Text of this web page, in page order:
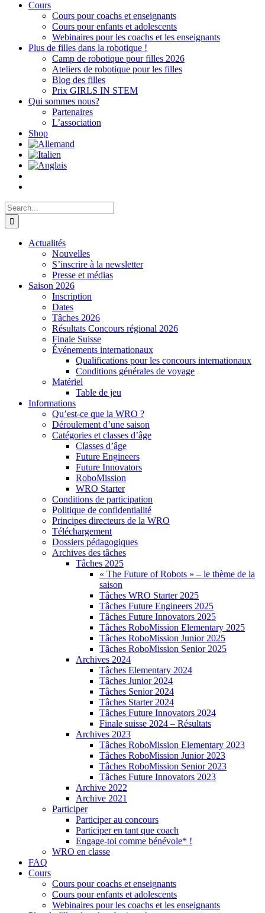
Cours
Cours pour coachs et enseignants
Cours pour enfants et adolescents
Webinaires pour les coachs et les enseignants
Plus de filles dans la robotique !
Camp de robotique pour filles 2026
Ateliers de robotique pour les filles
Blog des filles
Prix GIRLS IN STEM
Qui sommes nous?
Partenaires
L’association
Shop
Search
for:
Actualités
Nouvelles
S’inscrire à la newsletter
Presse et médias
Saison 2026
Inscription
Dates
Tâches 2026
Résultats Concours régional 2026
Finale Suisse
Événements internationaux
Qualifications pour les concours internationaux
Conditions générales de voyage
Matériel
Table de jeu
Informations
Qu’est-ce que la WRO ?
Déroulement d’une saison
Catégories et classes d’âge
Classes d’âge
Future Engineers
Future Innovators
RoboMission
WRO Starter
Conditions de participation
Politique de confidentialité
Principes directeurs de la WRO
Téléchargement
Dossiers pédagogiques
Archives des tâches
Tâches 2025
« The Future of Robots » – le thème de la
saison
Tâches WRO Starter 2025
Tâches Future Engineers 2025
Tâches Future Innovators 2025
Tâches RoboMission Elementary 2025
Tâches RoboMission Junior 2025
Tâches RoboMission Senior 2025
Archives 2024
Tâches Elementary 2024
Tâches Junior 2024
Tâches Senior 2024
Tâches Starter 2024
Tâches Future Innovators 2024
Finale suisse 2024 – Résultats
Archives 2023
Tâches RoboMission Elementary 2023
Tâches RoboMission Junior 2023
Tâches RoboMission Senior 2023
Tâches Future Innovators 2023
Archive 2022
Archive 2021
Participer
Participer au concours
Participer en tant que coach
Engage-toi comme bénévole* !
WRO en classe
FAQ
Cours
Cours pour coachs et enseignants
Cours pour enfants et adolescents
Webinaires pour les coachs et les enseignants